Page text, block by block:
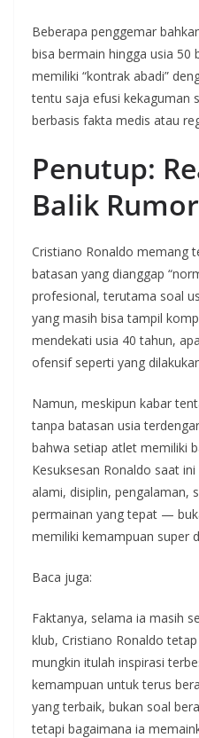
Beberapa penggemar
bisa bermain hingga usia 50
memiliki “kontrak abadi”
tentu saja efusi kekaguman
berbasis fakta medis atau
Penutup:
Balik Rumor
Cristiano Ronaldo memang
batasan yang dianggap
profesional, terutama soal
yang masih bisa tampil
mendekati usia 40 tahun,
ofensif seperti yang
Namun, meskipun kabar
tanpa batasan usia
bahwa setiap atlet memiliki
Kesuksesan Ronaldo saat
alami, disiplin, pengalaman,
permainan yang tepat —
memiliki kemampuan super
Baca juga:
Faktanya, selama ia masih
klub, Cristiano Ronaldo
mungkin itulah inspirasi
kemampuan untuk terus
yang terbaik, bukan soal
tetapi bagaimana ia